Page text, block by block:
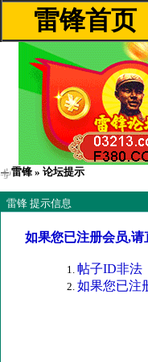
雷锋首页
雷锋 » 论坛提示
雷锋 提示信息
如果您已注册会员,
帖子ID非法
如果您已注